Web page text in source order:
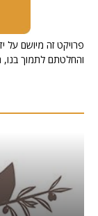
והחלטתם לתמוך בנו,